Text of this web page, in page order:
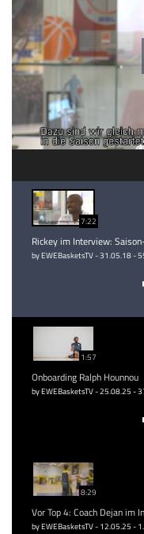
7:22
Rickey im Interview:
by EWEBasketsTV - 31.05.18 -
1:57
Onboarding Ralph Hounnou
by EWEBasketsTV - 25.08.25 -
8:29
Vor Top 4: Coach Dejan im
by EWEBasketsTV - 12.05.25 -